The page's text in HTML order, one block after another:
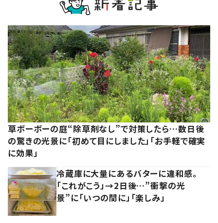
草ボーボーの庭“除草剤なし”で対策したら…数日後
の驚きの光景に「初めて目にしました」「お手軽で確実
に効果」
冷蔵庫に大量にあるバターに違和感。
「これがこう」→2日後…”衝撃の光
景”に「いつの間に」「楽しみ」